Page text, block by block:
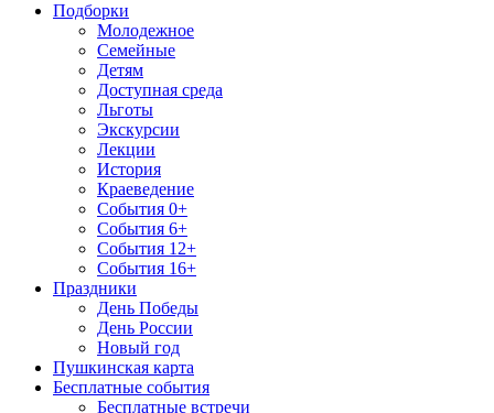
Подборки
Молодежное
Семейные
Детям
Доступная среда
Льготы
Экскурсии
Лекции
История
Краеведение
События 0+
События 6+
События 12+
События 16+
Праздники
День Победы
День России
Новый год
Пушкинская карта
Бесплатные события
Бесплатные встречи